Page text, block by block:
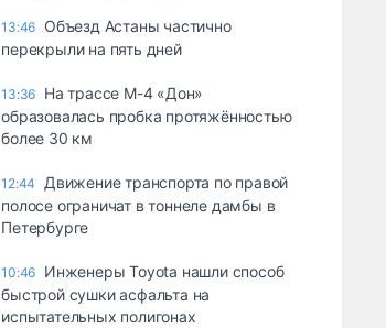
13:46 Объезд Астаны частично
перекрыли на пять дней
13:36 На трассе М-4 «Дон»
образовалась пробка протяжённостью
более 30 км
12:44
Движение транспорта по правой
полосе ограничат в тоннеле дамбы в
Петербурге
10:46 Инженеры Toyota нашли способ
быстрой сушки асфальта на
испытательных полигонах